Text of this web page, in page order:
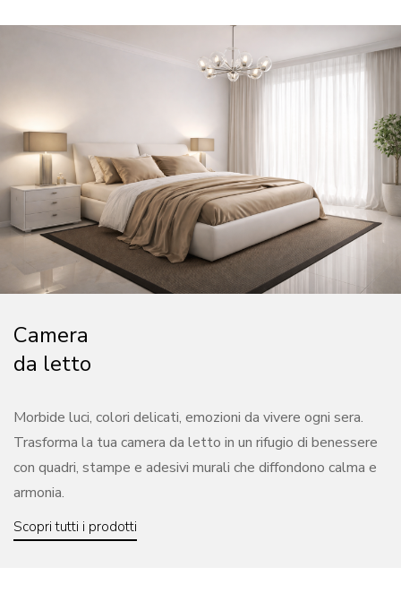
Camera
da letto
Morbide luci, colori delicati, emozioni da vivere ogni sera.
Trasforma la tua camera da letto in un rifugio di benessere
con quadri, stampe e adesivi murali che diffondono calma e
armonia.
Scopri tutti i prodotti